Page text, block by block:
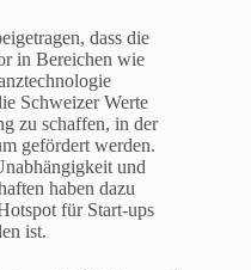
dass die
in Bereichen wie
Schweizer Werte
zu schaffen, in der
gefördert werden.
und
haben dazu
für Start-ups
ist.